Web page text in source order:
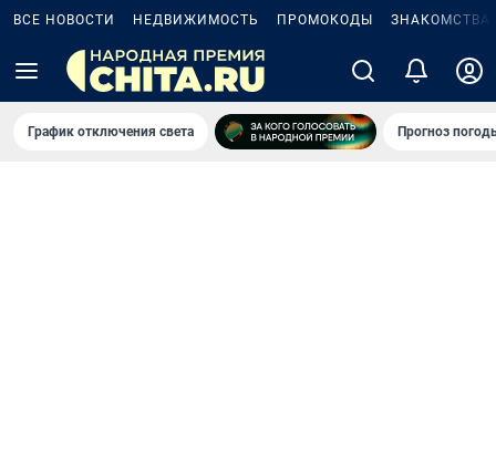
ВСЕ НОВОСТИ НЕДВИЖИМОСТЬ ПРОМОКОДЫ ЗНАКОМСТВА
График отключения света Прогноз